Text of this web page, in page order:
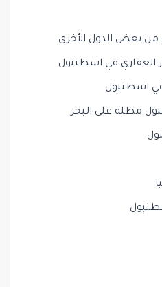
من بعض الدول الأخرى
العقاري في اسطنبول
في اسطنبول
مطلة على البحر